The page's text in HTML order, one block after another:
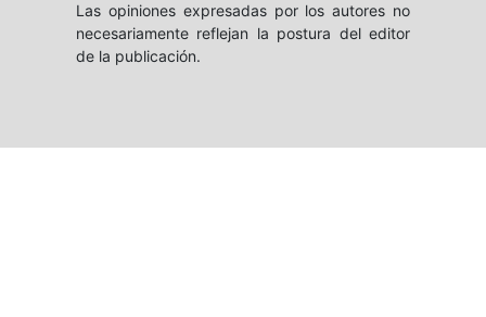
Las opiniones expresadas por los autores no
necesariamente reflejan la postura del editor
de la publicación.